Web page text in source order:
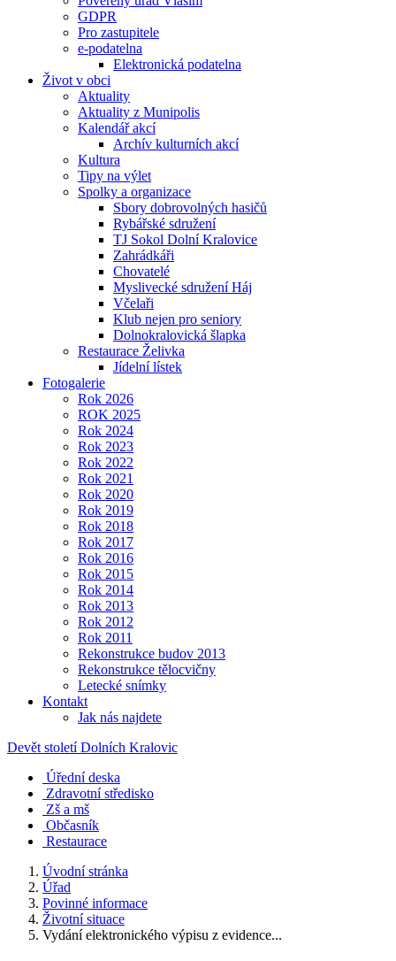
GDPR
Pro zastupitele
e-podatelna
Elektronická podatelna
Život v obci
Aktuality
Aktuality z Munipolis
Kalendář akcí
Archív kulturních akcí
Kultura
Tipy na výlet
Spolky a organizace
Sbory dobrovolných hasičů
Rybářské sdružení
TJ Sokol Dolní Kralovice
Zahrádkáři
Chovatelé
Myslivecké sdružení Háj
Včelaři
Klub nejen pro seniory
Dolnokralovická šlapka
Restaurace Želivka
Jídelní lístek
Fotogalerie
Rok 2026
ROK 2025
Rok 2024
Rok 2023
Rok 2022
Rok 2021
Rok 2020
Rok 2019
Rok 2018
Rok 2017
Rok 2016
Rok 2015
Rok 2014
Rok 2013
Rok 2012
Rok 2011
Rekonstrukce budov 2013
Rekonstrukce tělocvičny
Letecké snímky
Kontakt
Jak nás najdete
Devět století Dolních Kralovic
Úřední deska
Zdravotní středisko
Zš a mš
Občasník
Restaurace
Úvodní stránka
Úřad
Povinné informace
Životní situace
Vydání elektronického výpisu z evidence...